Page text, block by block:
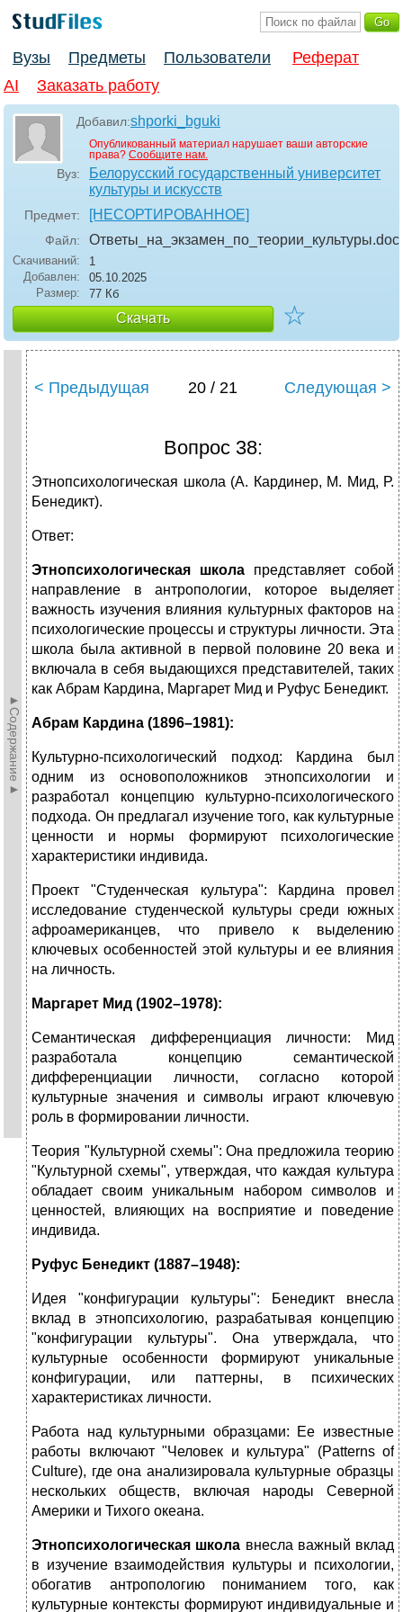
Вузы Предметы Пользователи
Реферат
AI
Заказать работу
Добавил:shporki_bguki
Опубликованный материал нарушает ваши авторские
права? Сообщите нам.
Вуз:
Белорусский государственный университет
культуры и искусств
Предмет: [НЕСОРТИРОВАННОЕ]
Файл: Ответы_на_экзамен_по_теории_культуры
Скачиваний:
1
Добавлен:
05.10.2025
Размер:
77 Кб
Скачать ☆
►Содержание►
< Предыдущая 20 / 21 Следующая >
Вопрос 38:
Этнопсихологическая школа (А. Кардинер, М. Мид, Р.
Бенедикт).
Ответ:
Этнопсихологическая школа представляет собой
направление в антропологии, которое выделяет
важность изучения влияния культурных факторов на
психологические процессы и структуры личности. Эта
школа была активной в первой половине 20 века и
включала в себя выдающихся представителей, таких
как Абрам Кардина, Маргарет Мид и Руфус Бенедикт.
Абрам Кардина (1896–1981):
Культурно-психологический подход: Кардина был
одним из основоположников этнопсихологии и
разработал концепцию культурно-психологического
подхода. Он предлагал изучение того, как культурные
ценности и нормы формируют психологические
характеристики индивида.
Проект "Студенческая культура": Кардина провел
исследование студенческой культуры среди южных
афроамериканцев, что привело к выделению
ключевых особенностей этой культуры и ее влияния
на личность.
Маргарет Мид (1902–1978):
Семантическая дифференциация личности: Мид
разработала концепцию семантической
дифференциации личности, согласно которой
культурные значения и символы играют ключевую
роль в формировании личности.
Теория "Культурной схемы": Она предложила теорию
"Культурной схемы", утверждая, что каждая культура
обладает своим уникальным набором символов и
ценностей, влияющих на восприятие и поведение
индивида.
Руфус Бенедикт (1887–1948):
Идея "конфигурации культуры": Бенедикт внесла
вклад в этнопсихологию, разрабатывая концепцию
"конфигурации культуры". Она утверждала, что
культурные особенности формируют уникальные
конфигурации, или паттерны, в психических
характеристиках личности.
Работа над культурными образцами: Ее известные
работы включают "Человек и культура" (Patterns of
Culture), где она анализировала культурные образцы
нескольких обществ, включая народы Северной
Америки и Тихого океана.
Этнопсихологическая школа внесла важный вклад
в изучение взаимодействия культуры и психологии,
обогатив антропологию пониманием того, как
культурные контексты формируют индивидуальные и